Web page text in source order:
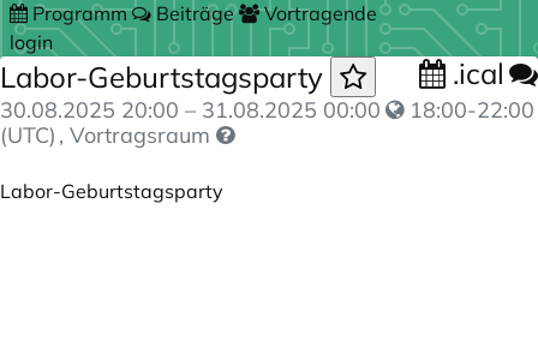
Programm Beiträge
Vortragende
login
Labor-Geburtstagsparty .ical
30.08.2025 20:00 – 31.08.2025 00:00
18:00-22:00
(UTC) , Vortragsraum
Labor-Geburtstagsparty